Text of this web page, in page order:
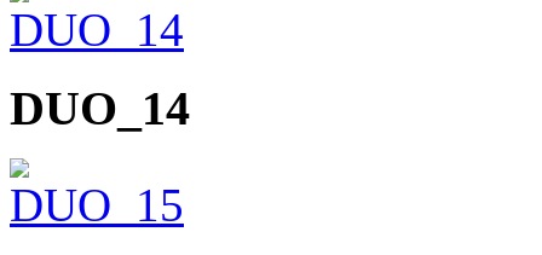
DUO_14